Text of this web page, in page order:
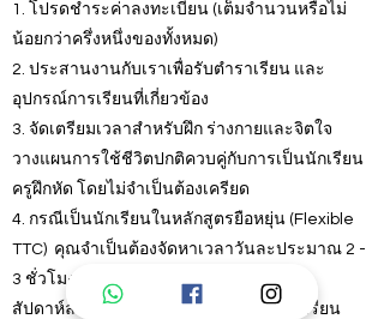
1. โปรดชำระค่าลงทะเบียน (เต็มจำนวนหรือไม่
น้อยกว่าครึ่งหนึ่งของทั้งหมด)
2. ประสานงานกับเราเพื่อรับตำราเรียน และ
อุปกรณ์การเรียนที่เกี่ยวข้อง
3. จัดเตรียมเวลาสำหรับฝึก ร่างกายและจิตใจ
วางแผนการใช้ชีวิตปกติควบคู่กับการเป็นนักเรียน
ครูฝึกหัด โดยไม่จำเป็นต้องเครียด
4. กรณีเป็นนักเรียนในหลักสูตรยือหยุ่น (Flexible
TTC) คุณจำเป็นต้องจัดหาเวลาวันละประมาณ 2 -
3 ชั่วโมง (ควรเป็นช่วงเช้า)
สัปดาห์ละประมาณ 3-4 วัน เพื่อฝึกกับโรงเรียน